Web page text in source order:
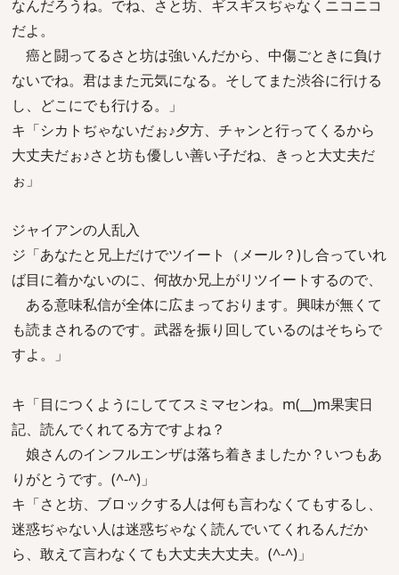
なんだろうね。でね、さと坊、ギスギスぢゃなくニコニコ
だよ。
癌と闘ってるさと坊は強いんだから、中傷ごときに負け
ないでね。君はまた元気になる。そしてまた渋谷に行ける
し、どこにでも行ける。」
キ「シカトぢゃないだぉ♪夕方、チャンと行ってくるから
大丈夫だぉ♪さと坊も優しい善い子だね、きっと大丈夫だ
ぉ」
ジャイアンの人乱入
ジ「あなたと兄上だけでツイート（メール？)し合っていれ
ば目に着かないのに、何故か兄上がリツイートするので、
ある意味私信が全体に広まっております。興味が無くて
も読まされるのです。武器を振り回しているのはそちらで
すよ。」
キ「目につくようにしててスミマセンね。m(__)m果実日
記、読んでくれてる方ですよね？
娘さんのインフルエンザは落ち着きましたか？いつもあ
りがとうです。(^-^)」
キ「さと坊、ブロックする人は何も言わなくてもするし、
迷惑ぢゃない人は迷惑ぢゃなく読んでいてくれるんだか
ら、敢えて言わなくても大丈夫大丈夫。(^-^)」